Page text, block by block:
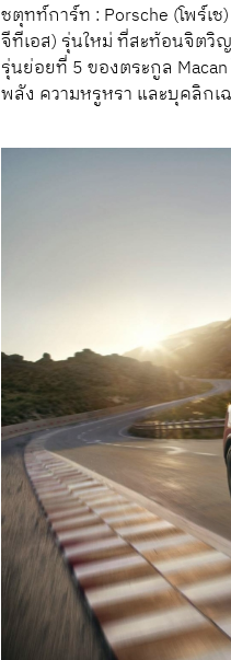
ชตุทท์การ์ท : Porsche (โพร์เ
จีทีเอส) รุ่นใหม่ ที่สะท้อนจิต
รุ่นย่อยที่ 5 ของตระกูล
พลัง ความหรูหรา และบุคลิกเ